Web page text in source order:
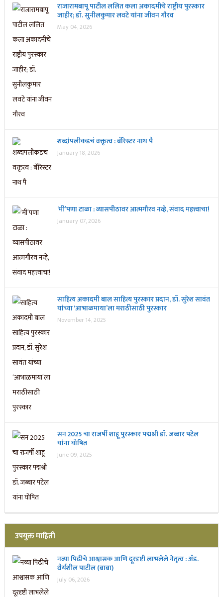
राजारामबापू पाटील ललित कला अकादमीचे राष्ट्रीय पुरस्कार
जाहीर; डॉ. सुनीलकुमार लवटे यांना जीवन गौरव
May 04, 2026
शब्दांपलीकडचं वक्तृत्व : बॅरिस्टर नाथ पै
January 18, 2026
‘मी’पणा टाळा : व्यासपीठावर आत्मगौरव नव्हे, संवाद महत्त्वाचा!
January 07, 2026
साहित्य अकादमी बाल साहित्य पुरस्कार प्रदान, डॉ. सुरेश सावंत
यांच्या ‘आभाळमाया’ला मराठीसाठी पुरस्कार
November 14, 2025
सन 2025 चा राजर्षी शाहू पुरस्कार प‌द्मश्री डॉ. जब्बार पटेल
यांना घोषित
June 09, 2025
उपयुक्त माहिती
नव्या पिढीचे आश्वासक आणि दूरदृष्टी लाभलेले नेतृत्व : ॲड.
धैर्यशील पाटील (बाबा)
July 06, 2026